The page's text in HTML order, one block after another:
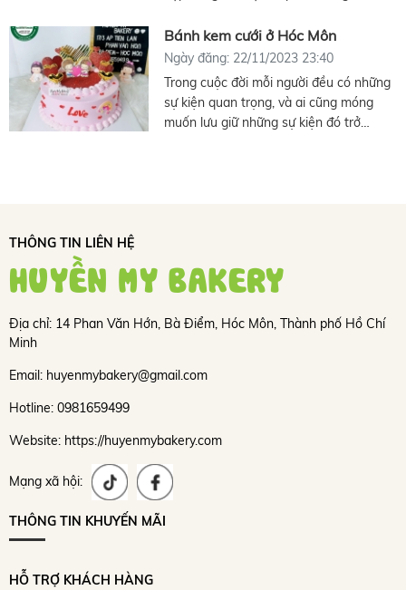
Môn chuyên cung cấp bánh kem cho
các bữa tiệc sinh nhật, lễ cưới hỏi, mừng
thọ, tân gia, khai trương,…
Bánh kem cưới ở Hóc Môn
Ngày đăng: 22/11/2023 23:40
Trong cuộc đời mỗi người đều có những
sự kiện quan trọng, và ai cũng móng
muốn lưu giữ những sự kiện đó trở
THÔNG TIN LIÊN HỆ
HUYỀN MY BAKERY
Địa chỉ: 14 Phan Văn Hớn, Bà Điểm, Hóc Môn, Thành phố Hồ Chí
Minh
Email: huyenmybakery@gmail.com
Hotline: 0981659499
Website: https://huyenmybakery.com
Mạng xã hội:
THÔNG TIN KHUYẾN MÃI
HỖ TRỢ KHÁCH HÀNG